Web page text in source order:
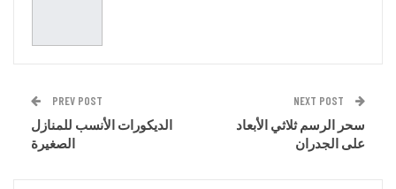
PREV POST
الديكورات الأنسب للمنازل
الصغيرة
NEXT POST
سحر الرسم ثلاثي الأبعاد
على الجدران